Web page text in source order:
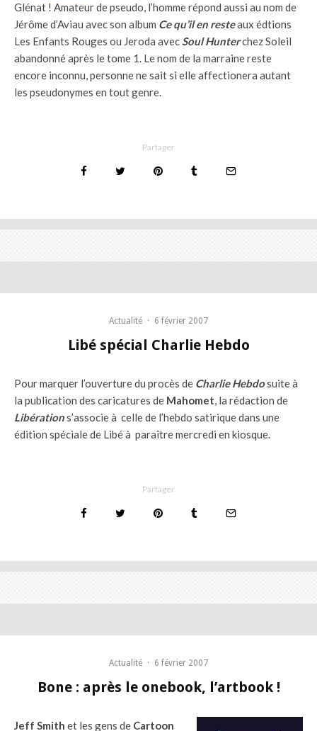
Glénat ! Amateur de pseudo, l’homme répond aussi au nom de
Jérôme d’Aviau avec son album Ce qu’il en resteaux édtions
Les Enfants Rouges ou Jeroda avecSoul Hunterchez Soleil
abandonné après le tome 1. Le nom de la marraine reste
encore inconnu, personne ne sait si elle affectionera autant
les pseudonymes en tout genre.
Partager
Actualité · 6 février 2007
Libé spécial Charlie Hebdo
Pour marquer l’ouverture du procès de Charlie Hebdosuite à
la publication des caricatures de Mahomet, la rédaction de
Libérations’associe à celle de l’hebdo satirique dans une
édition spéciale de Libé à paraître mercredi en kiosque.
Partager
Actualité · 6 février 2007
Bone : après le onebook, l’artbook !
Jeff Smith et les gens de Cartoon